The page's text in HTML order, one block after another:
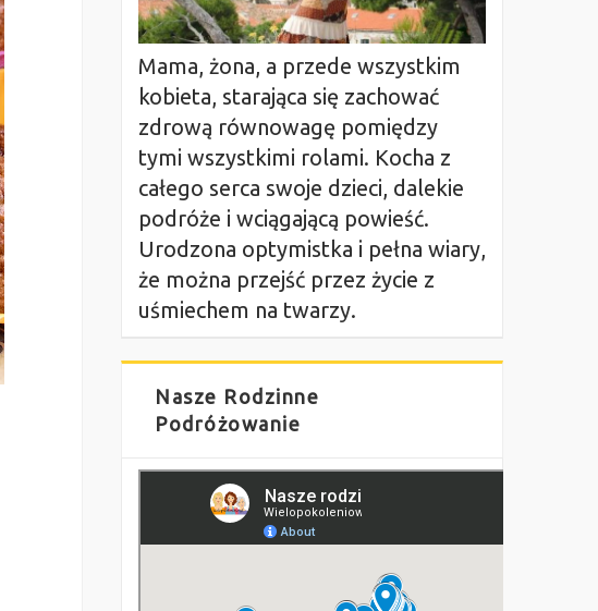
Mama, żona, a przede wszystkim
kobieta, starająca się zachować
zdrową równowagę pomiędzy
tymi wszystkimi rolami. Kocha z
całego serca swoje dzieci, dalekie
podróże i wciągającą powieść.
Urodzona optymistka i pełna wiary,
że można przejść przez życie z
uśmiechem na twarzy.
Nasze Rodzinne
Podróżowanie